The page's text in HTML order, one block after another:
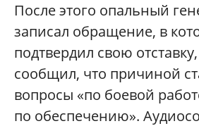
После этого опальный
записал обращение, в
подтвердил свою
сообщил, что причиной
вопросы «по боевой
по обеспечению».